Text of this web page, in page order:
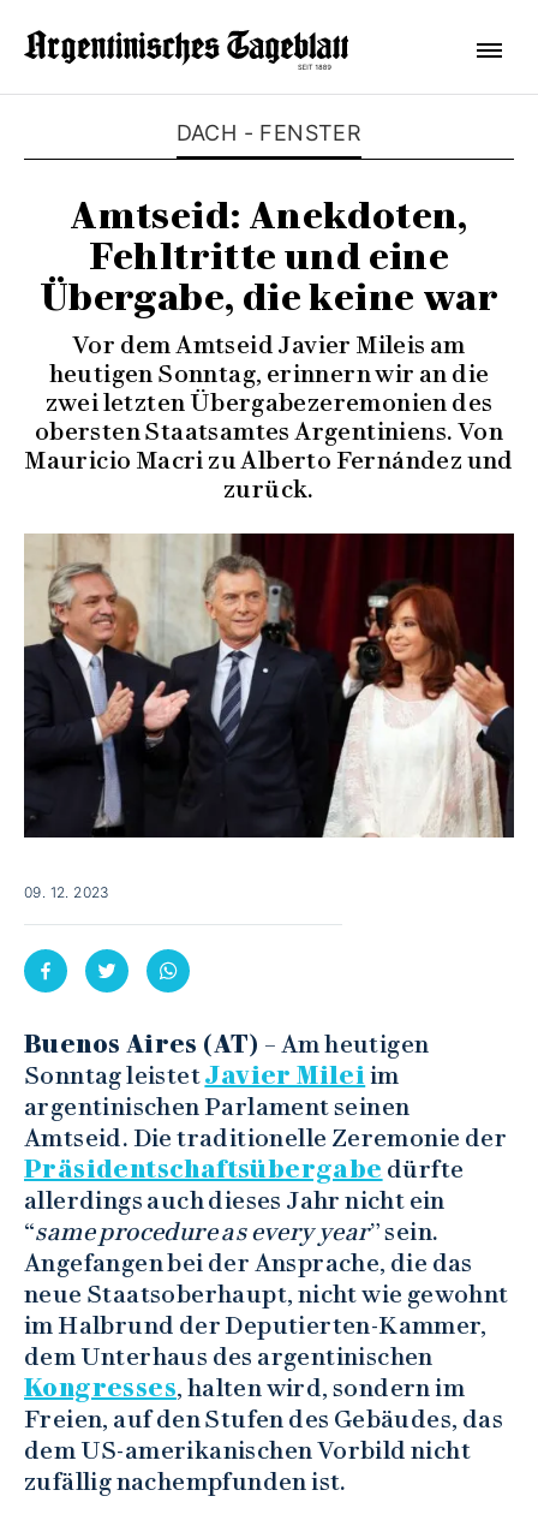
DACH - FENSTER
Amtseid: Anekdoten,
Fehltritte und eine
Übergabe, die keine war
Vor dem Amtseid Javier Mileis am
heutigen Sonntag, erinnern wir an die
zwei letzten Übergabezeremonien des
obersten Staatsamtes Argentiniens. Von
Mauricio Macri zu Alberto Fernández und
zurück.
09. 12. 2023
Buenos Aires (AT) – Am heutigen
Sonntag leistetJavier Mileiim
argentinischen Parlament seinen
Amtseid. Die traditionelle Zeremonie der
Präsidentschaftsübergabe dürfte
allerdings auch dieses Jahr nicht ein
“same procedure as every year” sein.
Angefangen bei der Ansprache, die das
neue Staatsoberhaupt, nicht wie gewohnt
im Halbrund der Deputierten-Kammer,
dem Unterhaus des argentinischen
Kongresses, halten wird, sondern im
Freien, auf den Stufen des Gebäudes, das
dem US-amerikanischen Vorbild nicht
zufällig nachempfunden ist.